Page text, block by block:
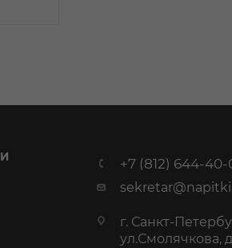
+7 (812) 644-
г. Санкт-
ул.Смолячкова,